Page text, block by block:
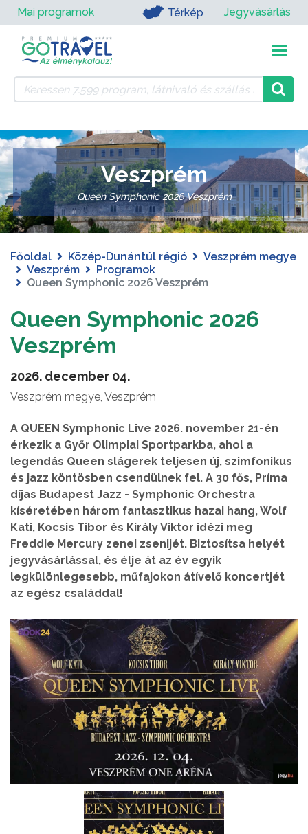
Mai programok Térkép Jegyvásárlás
Veszprém
Queen Symphonic 2026 Veszprém
Főoldal Közép-Dunántúl régió
Veszprém megye
Veszprém
Programok
Queen Symphonic 2026 Veszprém
Queen Symphonic 2026
Veszprém
2026. december 04.
Veszprém megye, Veszprém
A QUEEN Symphonic Live 2026. november 21-én
érkezik a Győr Olimpiai Sportparkba, ahol a
legendás Queen slágerek teljesen új, szimfonikus
és jazz köntösben csendülnek fel. A 30 fős, Príma
díjas Budapest Jazz - Symphonic Orchestra
kíséretében három fantasztikus hazai hang, Wolf
Kati, Kocsis Tibor és Király Viktor idézi meg
Freddie Mercury zenei zsenijét. Biztosítsa helyét
jegyvásárlással, és élje át az év egyik
legkülönlegesebb, műfajokon átívelő koncertjét
az egész családdal!